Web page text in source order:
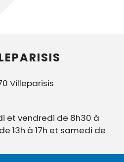
Villeparisis
et vendredi de 8h30 à
13h à 17h et samedi de